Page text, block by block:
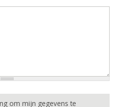
om mijn gegevens te